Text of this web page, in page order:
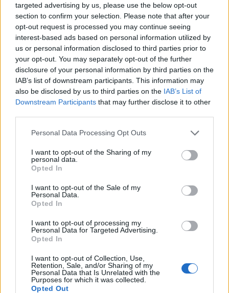
targeted advertising by us, please use the below opt-out
section to confirm your selection. Please note that after your
opt-out request is processed you may continue seeing
interest-based ads based on personal information utilized by
us or personal information disclosed to third parties prior to
your opt-out. You may separately opt-out of the further
disclosure of your personal information by third parties on the
IAB’s list of downstream participants. This information may
also be disclosed by us to third parties on the IAB’s List of
Downstream Participants that may further disclose it to other
Please note that this website/app uses one or more Google
not limited to your visit or usage behaviour. You may click to
grant or deny consent to Google and its third-party tags to
use your data for below specified purposes in below Google
consent section.
Personal Data Processing Opt Outs
I want to opt-out of the Sharing of my
personal data.
Opted In
I want to opt-out of the Sale of my
Personal Data.
Opted In
I want to opt-out of processing my
Personal Data for Targeted Advertising.
Opted In
I want to opt-out of Collection, Use,
Retention, Sale, and/or Sharing of my
Personal Data that Is Unrelated with the
Purposes for which it was collected.
Opted Out
Vagyonvisszaszerzés: amikor a pénz
ELEMZÉSEK 2026. júl. 21.
Kéthónapos a Tisza-kormány: íme a mérleg!
ELEMZÉSEK 2026. júl. 21.